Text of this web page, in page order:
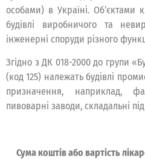
особами) в Україні. Об’єктами
будівлі виробничого та
інженерні споруди різного
Згідно з ДК 018-2000 до групи
(код 125) належать будівлі
призначення, наприклад,
пивоварні заводи, складальні
Сума коштів або вартість